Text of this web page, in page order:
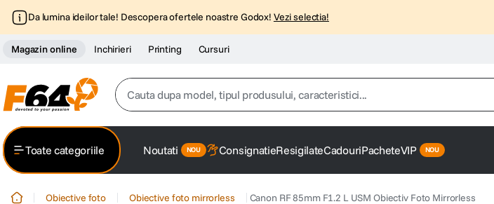
Da lumina ideilor tale! Descopera ofertele noastre Godox! Vezi selectia!
Magazin online Inchirieri Printing Cursuri
Cauta dupa model, tipul produsului, caracteristici...
Toate categoriile Noutati ConsignatieResigilateCadouriPacheteVIP
Obiective foto Obiective foto mirrorless Canon RF 85mm F1.2 L USM Obiectiv Foto Mirrorless